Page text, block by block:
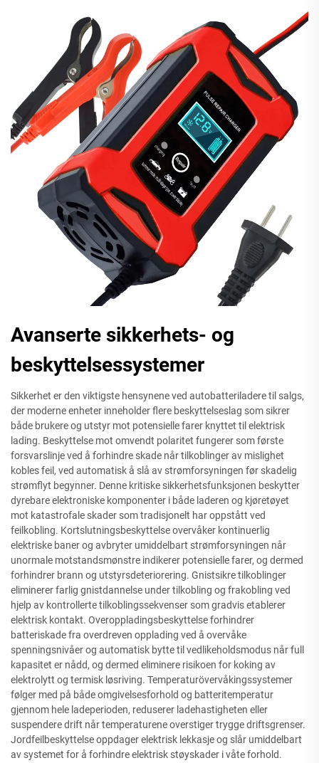
Avanserte sikkerhets- og
beskyttelsessystemer
Sikkerhet er den viktigste hensynene ved autobatteriladere til salgs,
der moderne enheter inneholder flere beskyttelseslag som sikrer
både brukere og utstyr mot potensielle farer knyttet til elektrisk
lading. Beskyttelse mot omvendt polaritet fungerer som første
forsvarslinje ved å forhindre skade når tilkoblinger av mislighet
kobles feil, ved automatisk å slå av strømforsyningen før skadelig
strømflyt begynner. Denne kritiske sikkerhetsfunksjonen beskytter
dyrebare elektroniske komponenter i både laderen og kjøretøyet
mot katastrofale skader som tradisjonelt har oppstått ved
feilkobling. Kortslutningsbeskyttelse overvåker kontinuerlig
elektriske baner og avbryter umiddelbart strømforsyningen når
unormale motstandsmønstre indikerer potensielle farer, og dermed
forhindrer brann og utstyrsdeteriorering. Gnistsikre tilkoblinger
eliminerer farlig gnistdannelse under tilkobling og frakobling ved
hjelp av kontrollerte tilkoblingssekvenser som gradvis etablerer
elektrisk kontakt. Overoppladingsbeskyttelse forhindrer
batteriskade fra overdreven opplading ved å overvåke
spenningsnivåer og automatisk bytte til vedlikeholdsmodus når full
kapasitet er nådd, og dermed eliminere risikoen for koking av
elektrolytt og termisk løsriving. Temperaturövervåkingssystemer
følger med på både omgivelsesforhold og batteritemperatur
gjennom hele ladeperioden, reduserer ladehastigheten eller
suspendere drift når temperaturene overstiger trygge driftsgrenser.
Jordfeilbeskyttelse oppdager elektrisk lekkasje og slår umiddelbart
av systemet for å forhindre elektrisk støyskader i våte forhold.